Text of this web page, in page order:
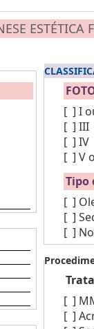
ESTÉTICA
[ ] I
[ ] III
[ ] IV
[ ] V
Tipo
[ ]
[ ]
[ ]
[ ]
[ ]